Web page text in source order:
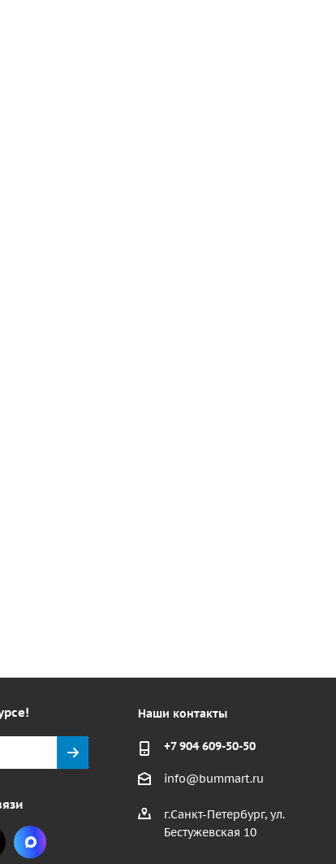
Наши контакты
+7 904 609-50-50
info@bummart.ru
г.Санкт-Петербург, ул.
Бестужевская 10